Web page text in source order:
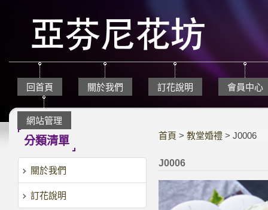
回首頁 關於我們 訂花說明 會員中心
網站管理
分類清單
關於我們
訂花說明
首頁 >教堂婚禮 > J0006
J0006